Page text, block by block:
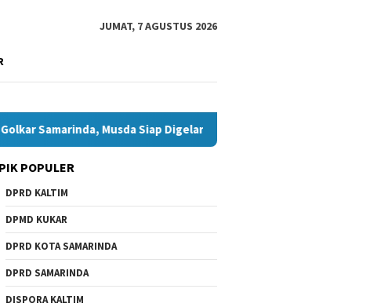
JUMAT, 7 AGUSTUS 2026
Musda Siap Digelar 8 Agustus 2026
I Dorong Pemkot
Belanja ASN demi
Ruang Pembangunan
POPULER
DPRD KALTIM
DPMD KUKAR
DPRD KOTA SAMARINDA
DPRD SAMARINDA
DISPORA KALTIM